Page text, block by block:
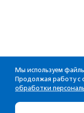
Мы используем
Продолжая работу с
обработки